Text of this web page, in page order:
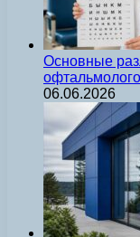
Основные
06.06.2026